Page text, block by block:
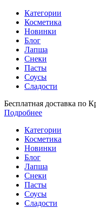
Категории
Косметика
Новинки
Блог
Лапша
Снеки
Пасты
Соусы
Сладости
Бесплатная доставка по
Подробнее
Категории
Косметика
Новинки
Блог
Лапша
Снеки
Пасты
Соусы
Сладости